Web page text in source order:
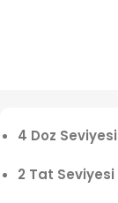
4 Doz Seviyesi
2 Tat Seviyesi